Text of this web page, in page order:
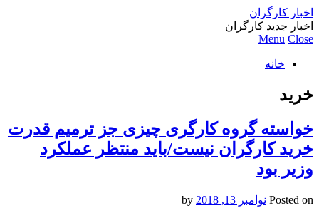
اخبار کارگران
اخبار جدید کارگران
Menu Close
خانه
خرید
خواسته گروه کارگری چیزی جز ترمیم قدرت
خرید کارگران نیست/باید منتظر عملکرد
وزیر بود
Posted on نوامبر 13, 2018